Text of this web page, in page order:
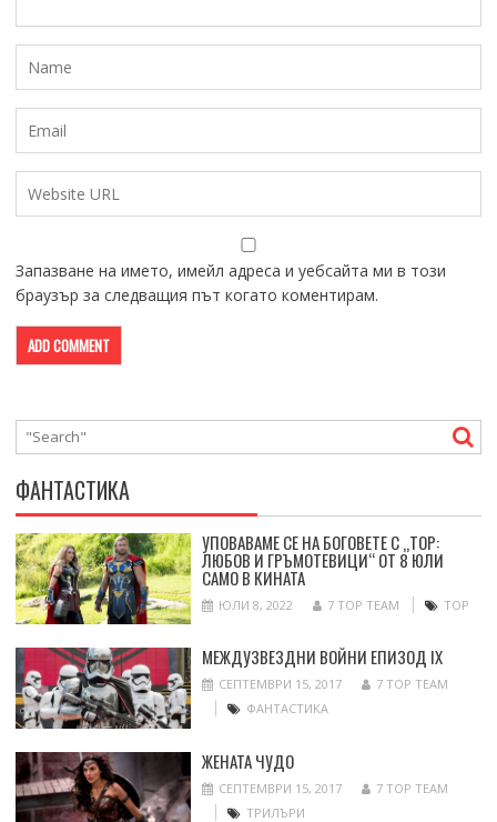
Запазване на името, имейл адреса и уебсайта ми в този
браузър за следващия път когато коментирам.
ФАНТАСТИКА
УПОВАВАМЕ СЕ НА БОГОВЕТЕ С „ТОР:
ЛЮБОВ И ГРЪМОТЕВИЦИ“ ОТ 8 ЮЛИ
САМО В КИНАТА
ЮЛИ 8, 2022 7 TOP TEAM ТОР
МЕЖДУЗВЕЗДНИ ВОЙНИ ЕПИЗОД IX
СЕПТЕМВРИ 15, 2017
7 TOP TEAM
ФАНТАСТИКА
ЖЕНАТА ЧУДО
СЕПТЕМВРИ 15, 2017
7 TOP TEAM
ТРИЛЪРИ